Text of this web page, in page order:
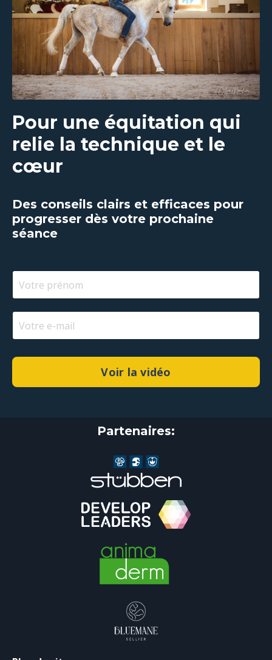
Pour une équitation qui
relie la technique et le
cœur
Des conseils clairs et efficaces pour
progresser dès votre prochaine
séance
Voir la vidéo
Partenaires: